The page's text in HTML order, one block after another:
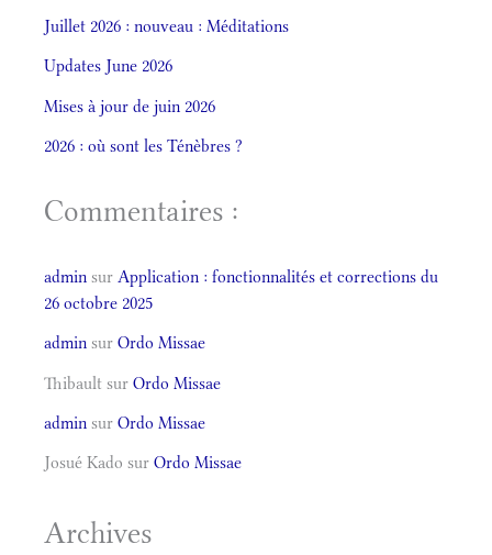
Juillet 2026 : nouveau : Méditations
Updates June 2026
Mises à jour de juin 2026
2026 : où sont les Ténèbres ?
Commentaires :
admin sur Application : fonctionnalités et corrections du
26 octobre 2025
admin sur Ordo Missae
Thibault sur Ordo Missae
admin sur Ordo Missae
Josué Kado sur Ordo Missae
Archives